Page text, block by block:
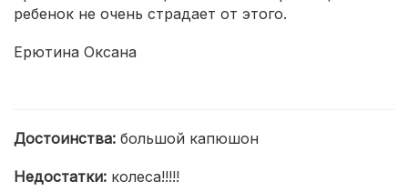
ребенок не очень страдает от этого.
Ерютина Оксана
Достоинства: большой капюшон
Недостатки: колеса!!!!!